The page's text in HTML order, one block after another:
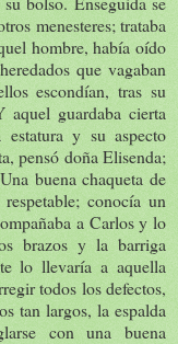
menesteres; trataba
hombre, había oído
que vagaban
escondían, tras su
aquel guardaba cierta
y su aspecto
pensó doña Elisenda;
buena chaqueta de
conocía un
a Carlos y lo
brazos y la barriga
lo llevaría a aquella
todos los defectos,
tan largos, la espalda
con una buena